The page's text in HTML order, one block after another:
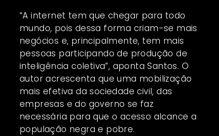
“A internet tem que chegar para todo
mundo, pois dessa forma criam-se mais
negócios e, principalmente, tem mais
pessoas participando de produção de
inteligência coletiva”, aponta Santos. O
autor acrescenta que uma mobilização
mais efetiva da sociedade civil, das
empresas e do governo se faz
necessária para que o acesso alcance a
população negra e pobre.